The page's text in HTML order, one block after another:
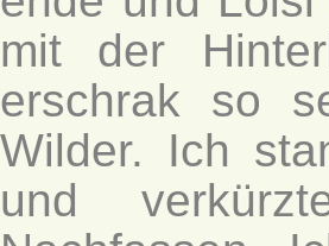
mit der
erschrak so
Wilder. Ich
und